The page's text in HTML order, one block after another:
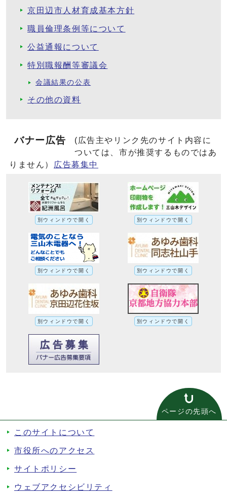
京田辺市人材育成基本方針
職員倫理条例等について
公益通報について
特別職報酬等審議会
会議結果の公表
その他の資料
バナー広告
(広告主やリンク先のサイト内容に
ついては、市が推奨するものではあ
りません）
広告募集中
別ウィンドウで開く 別ウィンドウで開く
別ウィンドウで開く 別ウィンドウで開く
別ウィンドウで開く 別ウィンドウで開く
ページの先頭へ
このサイトについて
市役所へのアクセス
サイトポリシー
ウェブアクセシビリティ